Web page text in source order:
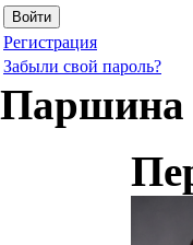
Регистрация
Забыли свой пароль?
Паршина